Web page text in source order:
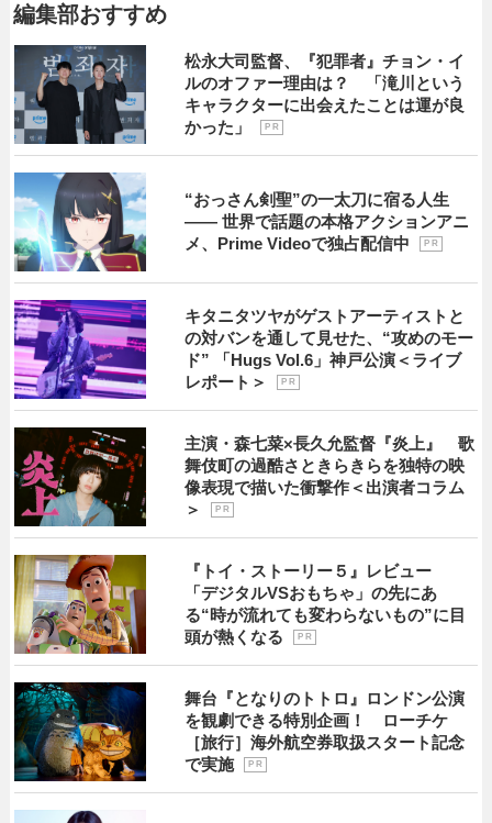
編集部おすすめ
松永大司監督、『犯罪者』チョン・イ
ルのオファー理由は？ 「滝川という
キャラクターに出会えたことは運が良
かった」
P R
“おっさん剣聖”の一太刀に宿る人生
―― 世界で話題の本格アクションアニ
メ、Prime Videoで独占配信中
P R
キタニタツヤがゲストアーティストと
の対バンを通して見せた、“攻めのモー
ド” 「Hugs Vol.6」神戸公演＜ライブ
レポート＞
P R
主演・森七菜×長久允監督『炎上』 歌
舞伎町の過酷さときらきらを独特の映
像表現で描いた衝撃作＜出演者コラム
＞
P R
『トイ・ストーリー５』レビュー
「デジタルVSおもちゃ」の先にあ
る“時が流れても変わらないもの”に目
頭が熱くなる
P R
舞台『となりのトトロ』ロンドン公演
を観劇できる特別企画！ ローチケ
［旅行］海外航空券取扱スタート記念
で実施
P R